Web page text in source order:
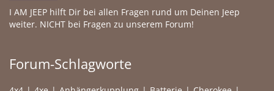
I AM JEEP hilft Dir bei allen Fragen rund um Deinen Jeep
weiter. NICHT bei Fragen zu unserem Forum!
Forum-Schlagworte